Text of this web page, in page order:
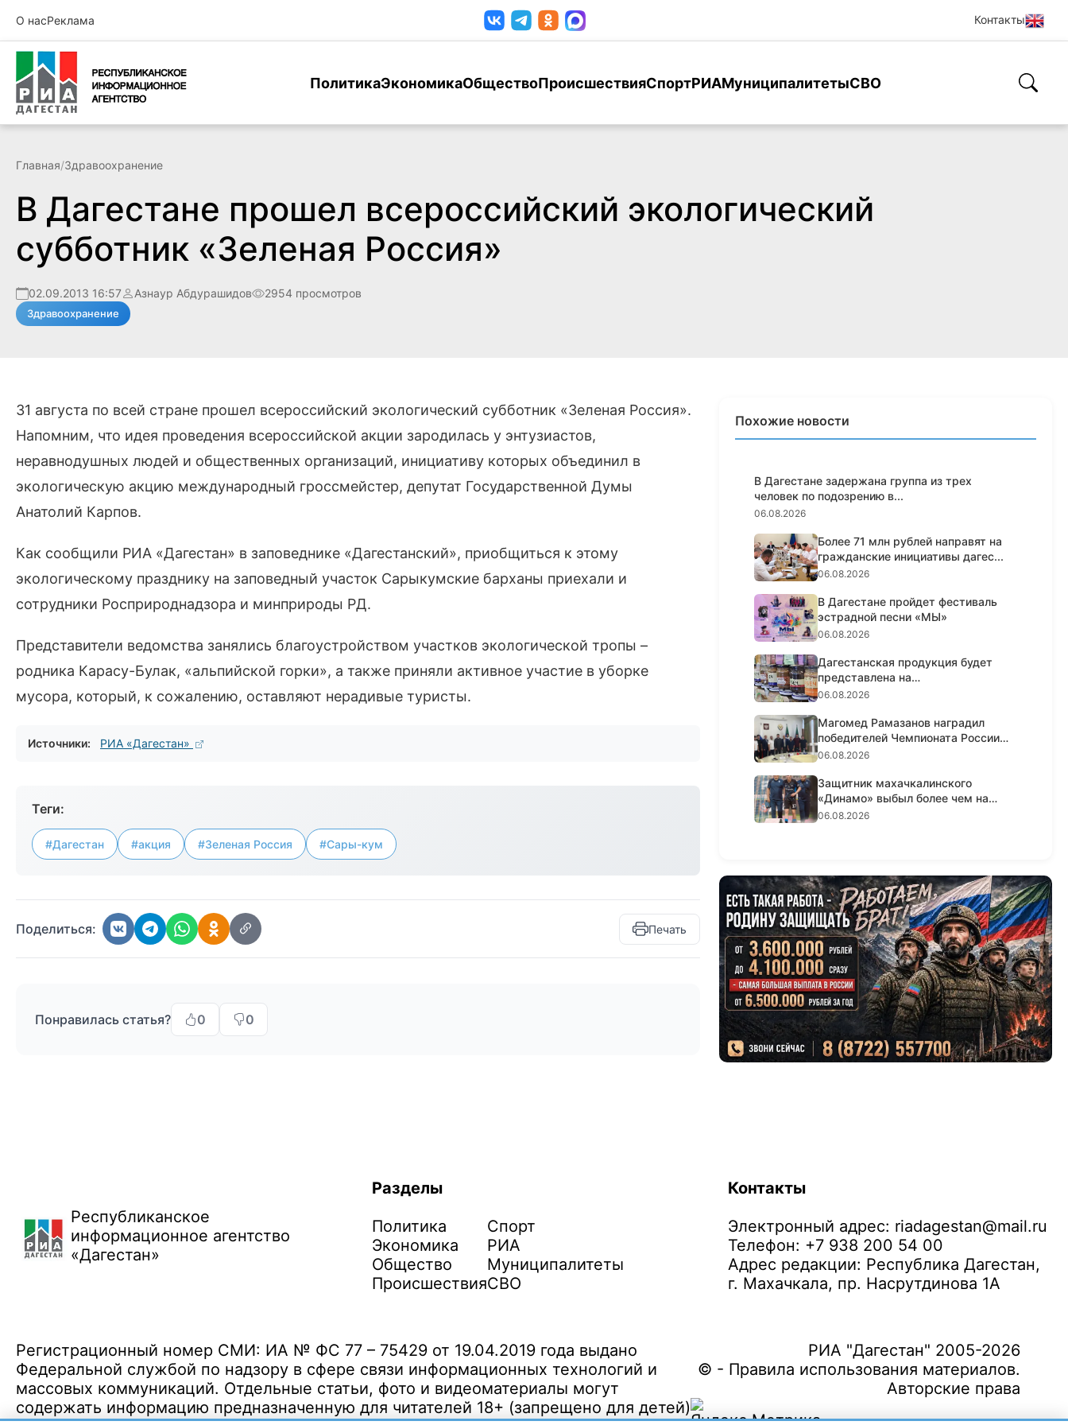
О насРеклама Контакты
ПолитикаЭкономикаОбществоПроисшествияСпортРИАМуниципалитетыСВО
Главная/Здравоохранение
В Дагестане прошел всероссийский экологический
субботник «Зеленая Россия»
02.09.2013 16:57 Азнаур Абдурашидов 2954 просмотров
Здравоохранение
31 августа по всей стране прошел всероссийский экологический субботник «Зеленая Россия».
Напомним, что идея проведения всероссийской акции зародилась у энтузиастов,
неравнодушных людей и общественных организаций, инициативу которых объединил в
экологическую акцию международный гроссмейстер, депутат Государственной Думы
Анатолий Карпов.
Как сообщили РИА «Дагестан» в заповеднике «Дагестанский», приобщиться к этому
экологическому празднику на заповедный участок Сарыкумские барханы приехали и
сотрудники Росприроднадзора и минприроды РД.
Представители ведомства занялись благоустройством участков экологической тропы –
родника Карасу-Булак, «альпийской горки», а также приняли активное участие в уборке
мусора, который, к сожалению, оставляют нерадивые туристы.
Источники: РИА «Дагестан»
Теги:
#Дагестан #акция #Зеленая Россия #Сары-кум
Поделиться: Печать
Понравилась статья? 0 0
Похожие новости
В Дагестане задержана группа из трех
человек по подозрению в...
06.08.2026
Более 71 млн рублей направят на
гражданские инициативы дагес...
06.08.2026
В Дагестане пройдет фестиваль
эстрадной песни «МЫ»
06.08.2026
Дагестанская продукция будет
представлена на
гастрономическо...
06.08.2026
Магомед Рамазанов наградил
победителей Чемпионата России
по...
06.08.2026
Защитник махачкалинского
«Динамо» выбыл более чем на
полгода...
06.08.2026
Республиканское
информационное агентство
«Дагестан»
Разделы
Политика
Экономика
Общество
Происшествия
Спорт
РИА
Муниципалитеты
СВО
Контакты
Электронный адрес: riadagestan@mail.ru
Телефон: +7 938 200 54 00
Адрес редакции: Республика Дагестан,
г. Махачкала, пр. Насрутдинова 1А
Регистрационный номер СМИ: ИА № ФС 77 – 75429 от 19.04.2019 года выдано
Федеральной службой по надзору в сфере связи информационных технологий и
массовых коммуникаций. Отдельные статьи, фото и видеоматериалы могут
содержать информацию предназначенную для читателей 18+ (запрещено для детей)
РИА "Дагестан" 2005-2026
© - Правила использования материалов.
Авторские права